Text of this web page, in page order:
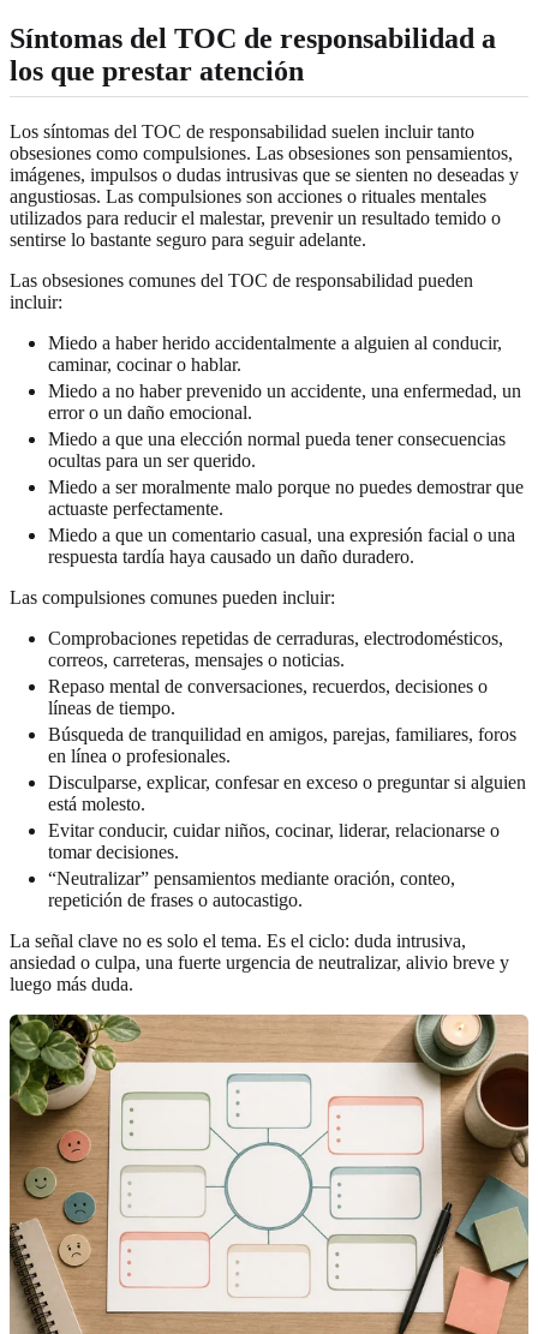
Síntomas del TOC de responsabilidad a
los que prestar atención
Los síntomas del TOC de responsabilidad suelen incluir tanto
obsesiones como compulsiones. Las obsesiones son pensamientos,
imágenes, impulsos o dudas intrusivas que se sienten no deseadas y
angustiosas. Las compulsiones son acciones o rituales mentales
utilizados para reducir el malestar, prevenir un resultado temido o
sentirse lo bastante seguro para seguir adelante.
Las obsesiones comunes del TOC de responsabilidad pueden
incluir:
Miedo a haber herido accidentalmente a alguien al conducir,
caminar, cocinar o hablar.
Miedo a no haber prevenido un accidente, una enfermedad, un
error o un daño emocional.
Miedo a que una elección normal pueda tener consecuencias
ocultas para un ser querido.
Miedo a ser moralmente malo porque no puedes demostrar que
actuaste perfectamente.
Miedo a que un comentario casual, una expresión facial o una
respuesta tardía haya causado un daño duradero.
Las compulsiones comunes pueden incluir:
Comprobaciones repetidas de cerraduras, electrodomésticos,
correos, carreteras, mensajes o noticias.
Repaso mental de conversaciones, recuerdos, decisiones o
líneas de tiempo.
Búsqueda de tranquilidad en amigos, parejas, familiares, foros
en línea o profesionales.
Disculparse, explicar, confesar en exceso o preguntar si alguien
está molesto.
Evitar conducir, cuidar niños, cocinar, liderar, relacionarse o
tomar decisiones.
“Neutralizar” pensamientos mediante oración, conteo,
repetición de frases o autocastigo.
La señal clave no es solo el tema. Es el ciclo: duda intrusiva,
ansiedad o culpa, una fuerte urgencia de neutralizar, alivio breve y
luego más duda.